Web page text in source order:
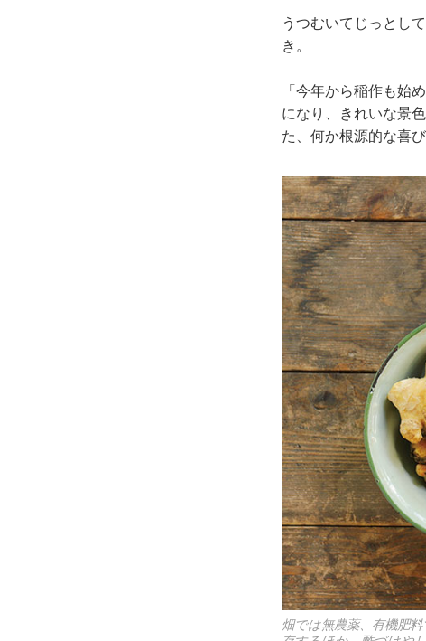
うつむいてじっとし
き。
「今年から稲作も始
になり、きれいな景
た、何か根源的な喜び
畑では無農薬、有機肥